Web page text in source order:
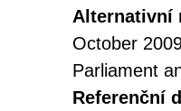
Alternativní
October
Parliament
Referenční